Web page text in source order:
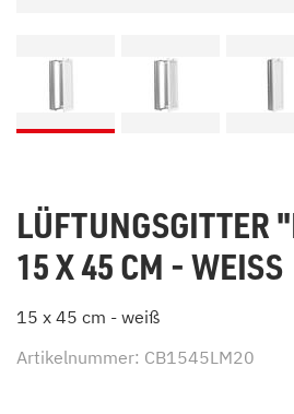
LÜFTUNGSGITTER
15 X 45 CM - WEISS
15 x 45 cm - weiß
Artikelnummer: CB1545LM20